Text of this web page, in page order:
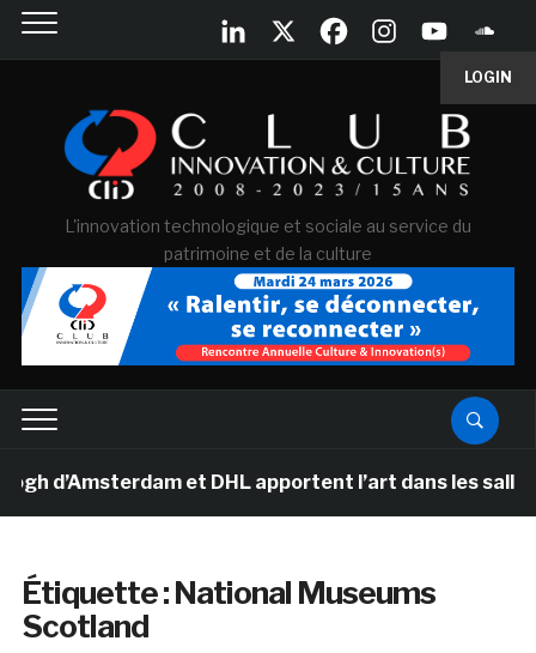
LOGIN
L'innovation technologique et sociale au service du
patrimoine et de la culture
d’Amsterdam et DHL apportent l’art dans les salles
Étiquette :National Museums
Scotland